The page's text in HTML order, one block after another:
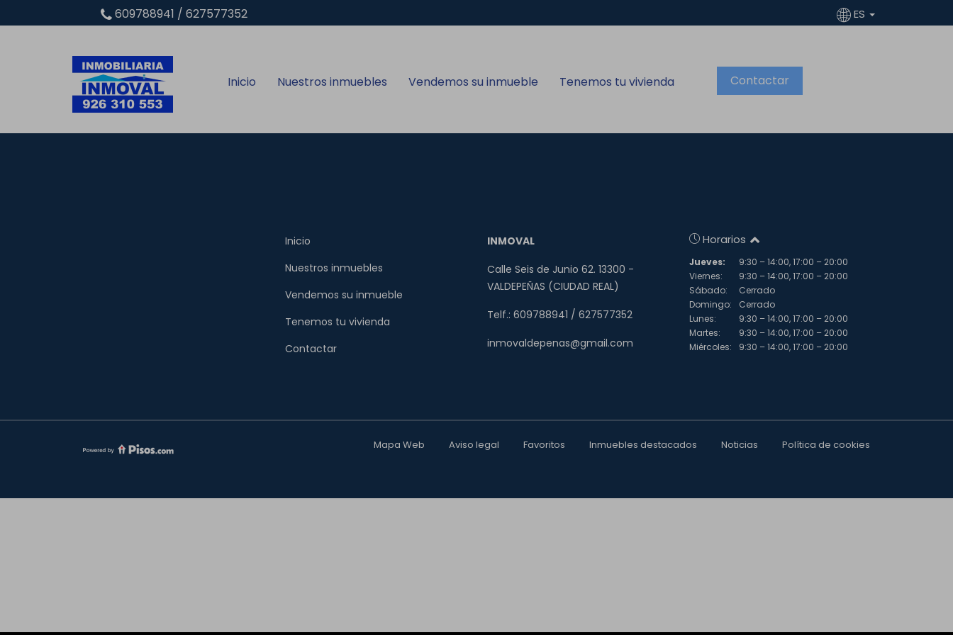
609788941 / 627577352 ES
Inicio Nuestros inmuebles Vendemos su inmueble Tenemos tu vivienda Contactar
Inicio
Nuestros inmuebles
Vendemos su inmueble
Tenemos tu vivienda
Contactar
INMOVAL
Calle Seis de Junio 62. 13300 -
VALDEPEÑAS (CIUDAD REAL)
Telf.: 609788941 / 627577352
inmovaldepenas@gmail.com
Horarios
Jueves:
9:30 – 14:00, 17:00 – 20:00
Viernes:
9:30 – 14:00, 17:00 – 20:00
Sábado:
Cerrado
Domingo:
Cerrado
Lunes:
9:30 – 14:00, 17:00 – 20:00
Martes:
9:30 – 14:00, 17:00 – 20:00
Miércoles:
9:30 – 14:00, 17:00 – 20:00
Mapa Web Aviso legal Favoritos Inmuebles destacados Noticias Política de cookies